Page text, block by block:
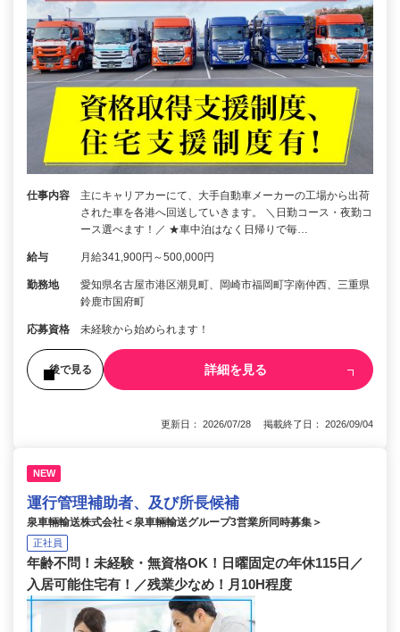
仕事内容
主にキャリアカーにて、大手自動車メーカーの工場から出荷
された車を各港へ回送していきます。 ＼日勤コース・夜勤コ
ース選べます！／ ★車中泊はなく日帰りで毎…
給与 月給341,900円～500,000円
勤務地
愛知県名古屋市港区潮見町、岡崎市福岡町字南仲西、三重県
鈴鹿市国府町
応募資格 未経験から始められます！
後で見る 詳細を見る
更新日： 2026/07/28 掲載終了日： 2026/09/04
NEW
運行管理補助者、及び所長候補
泉車輛輸送株式会社＜泉車輛輸送グループ3営業所同時募集＞
正社員
年齢不問！未経験・無資格OK！日曜固定の年休115日／
入居可能住宅有！／残業少なめ！月10H程度